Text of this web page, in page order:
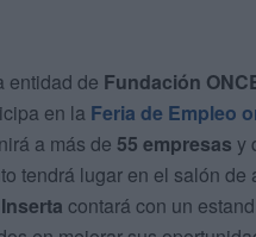
entidad de Fundación
en la Feria de Empleo
a más de 55 empresas y
tendrá lugar en el salón de
Inserta contará con un